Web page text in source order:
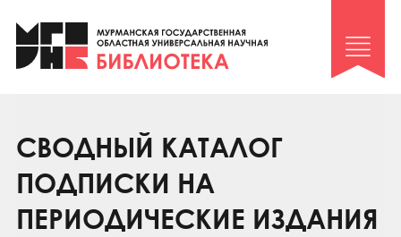
Клуб «Гиря и сельдерей»
Клуб «Семейный архив»
Коллегам
Контакты
СВОДНЫЙ КАТАЛОГ
ПОДПИСКИ НА
ПЕРИОДИЧЕСКИЕ ИЗДАНИЯ